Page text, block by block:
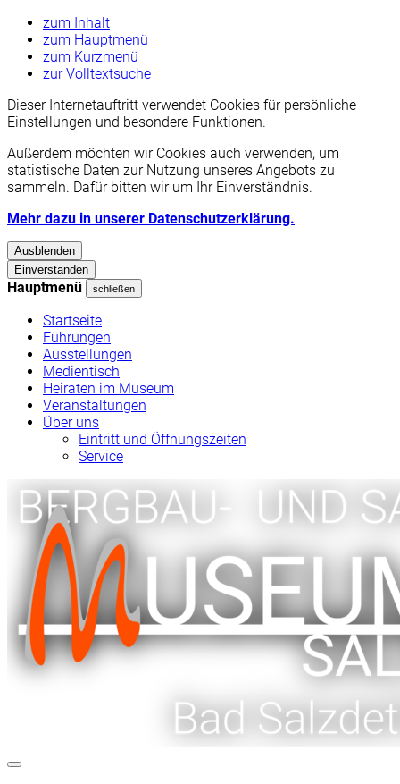
zum Inhalt
zum Hauptmenü
zum Kurzmenü
zur Volltextsuche
Dieser Internetauftritt verwendet Cookies für persönliche
Einstellungen und besondere Funktionen.
Außerdem möchten wir Cookies auch verwenden, um
statistische Daten zur Nutzung unseres Angebots zu
sammeln. Dafür bitten wir um Ihr Einverständnis.
Mehr dazu in unserer Datenschutzerklärung.
Ausblenden
Einverstanden
Hauptmenü schließen
Startseite
Führungen
Ausstellungen
Medientisch
Heiraten im Museum
Veranstaltungen
Über uns
Eintritt und Öffnungszeiten
Service